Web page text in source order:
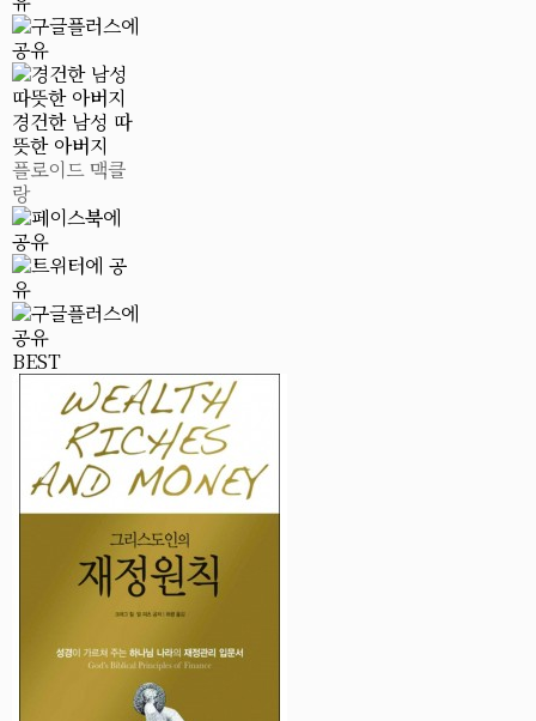
경건한 남성 따
뜻한 아버지
플로이드 맥클
랑
BEST